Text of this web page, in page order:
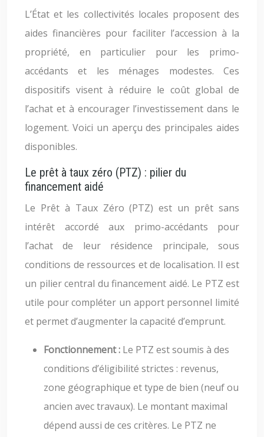
L’État et les collectivités locales proposent des
aides financières pour faciliter l’accession à la
propriété, en particulier pour les primo-
accédants et les ménages modestes. Ces
dispositifs visent à réduire le coût global de
l’achat et à encourager l’investissement dans le
logement. Voici un aperçu des principales aides
disponibles.
Le prêt à taux zéro (PTZ) : pilier du
financement aidé
Le Prêt à Taux Zéro (PTZ) est un prêt sans
intérêt accordé aux primo-accédants pour
l’achat de leur résidence principale, sous
conditions de ressources et de localisation. Il est
un pilier central du financement aidé. Le PTZ est
utile pour compléter un apport personnel limité
et permet d’augmenter la capacité d’emprunt.
Fonctionnement : Le PTZ est soumis à des
conditions d’éligibilité strictes : revenus,
zone géographique et type de bien (neuf ou
ancien avec travaux). Le montant maximal
dépend aussi de ces critères. Le PTZ ne